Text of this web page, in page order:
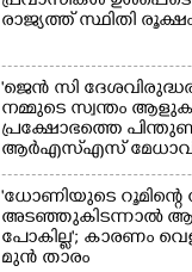
രാജ്യത്ത് സ്ഥിതി
'ജെൻ സി
നമ്മുടെ സ്വന്തം
പ്രക്ഷോഭത്തെ
ആർഎസ്‌എസ്
'ധോണിയുടെ റൂമിന്റെ
അടഞ്ഞുകിടന്നാൽ ആ
പോകില്ല'; കാരണം
മുൻ താരം